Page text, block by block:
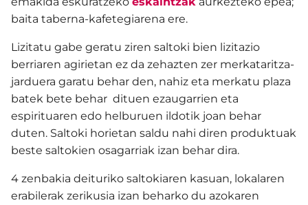
baita taberna-kafetegiarena ere.
Lizitatu gabe geratu ziren saltoki bien lizitazio
berriaren agirietan ez da zehazten zer merkataritza-
jarduera garatu behar den, nahiz eta merkatu plaza
batek bete behar dituen ezaugarrien eta
espirituaren edo helburuen ildotik joan behar
duten. Saltoki horietan saldu nahi diren produktuak
beste saltokien osagarriak izan behar dira.
4 zenbakia deituriko saltokiaren kasuan, lokalaren
erabilerak zerikusia izan beharko du azokaren